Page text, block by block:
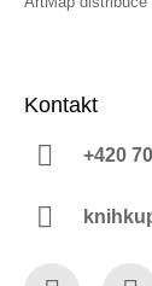
Kontakt
+420